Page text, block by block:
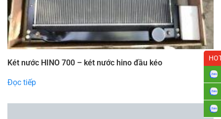
Két nước HINO 700 – két nước hino đầu kéo
Đọc tiếp